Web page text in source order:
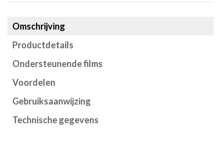
Omschrijving
Productdetails
Ondersteunende films
Voordelen
Gebruiksaanwijzing
Technische gegevens